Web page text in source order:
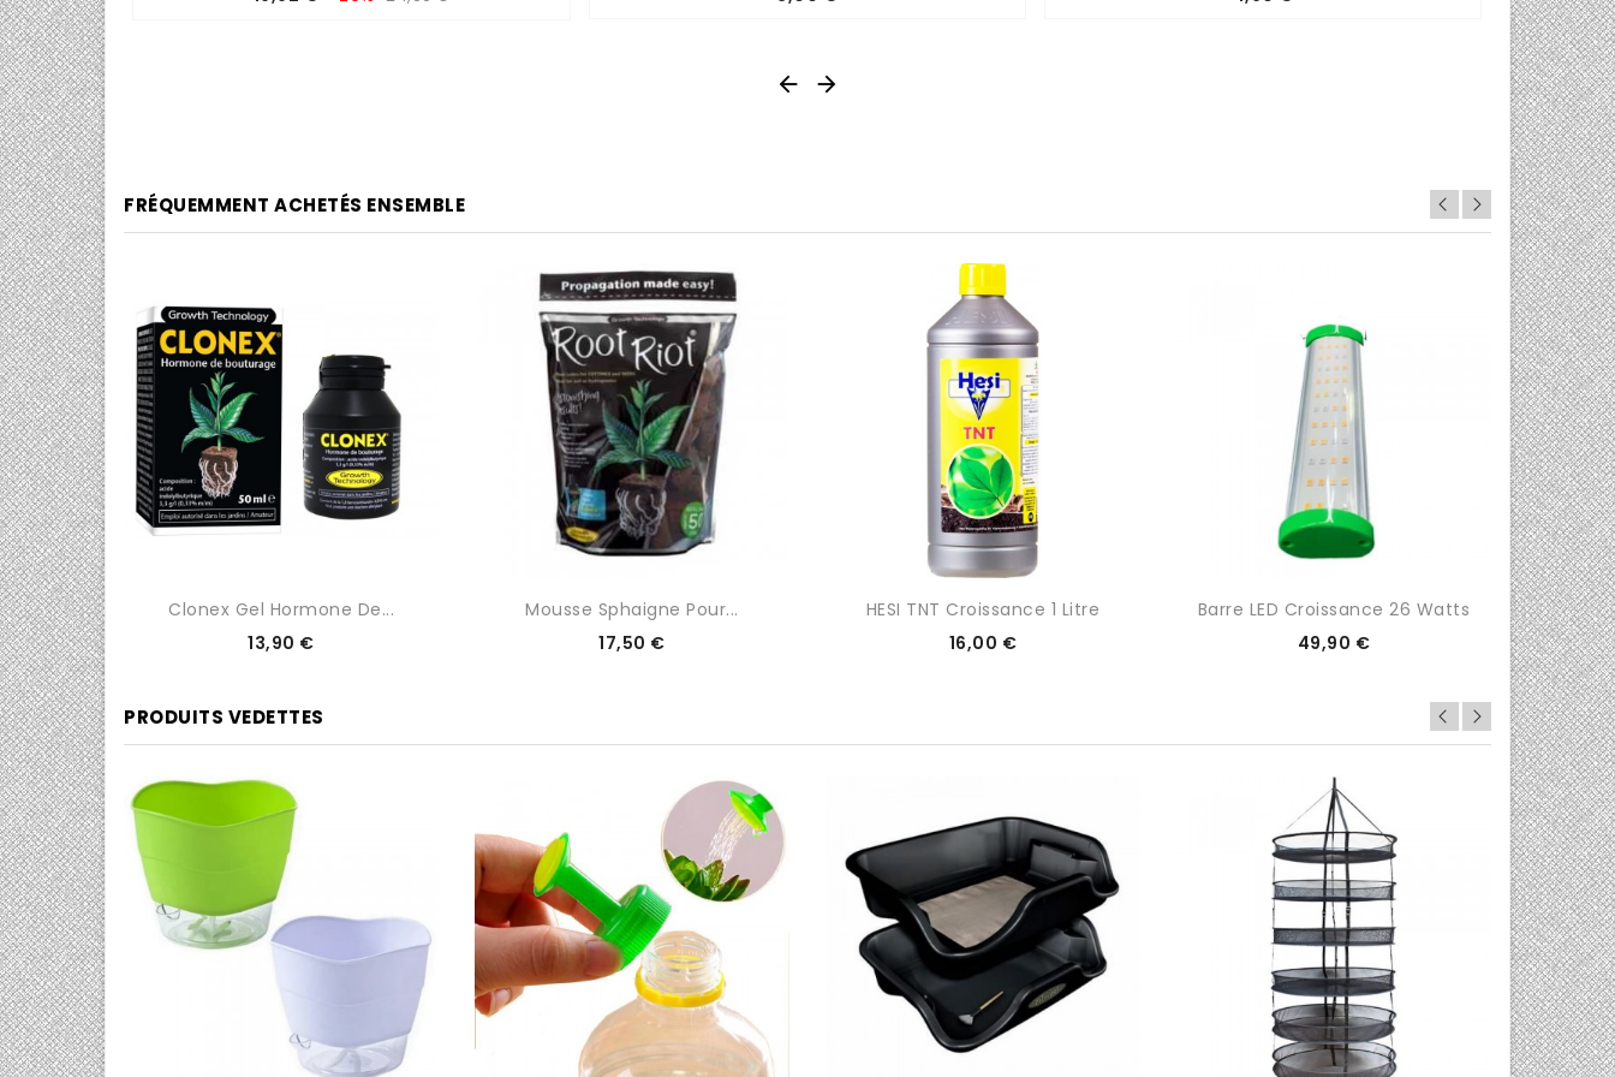
 
FRÉQUEMMENT ACHETÉS ENSEMBLE
 0/5  0/5
Clonex Gel Hormone De...
Prix
13,90 €
 0/5
Mousse Sphaigne Pour...
Prix
17,50 €
 0/5
HESI TNT Croissance 1 Litre
Prix
16,00 €
 0/5
Barre LED Croissance 26 Watts
Prix
49,90 €
PRODUITS VEDETTES
 0/5  0/5  0/5  0/5  0/5